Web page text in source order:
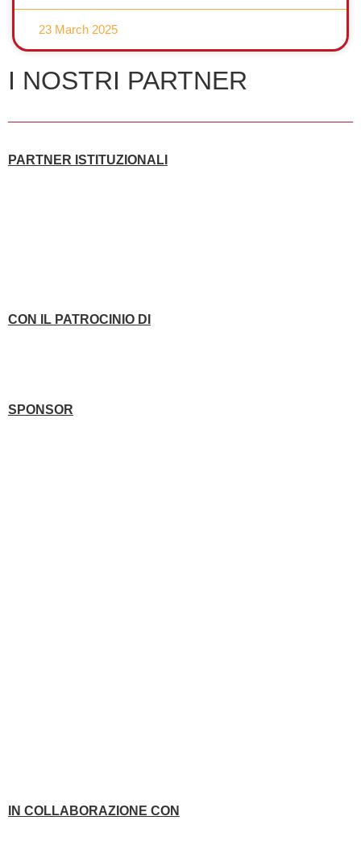
23 March 2025
I NOSTRI PARTNER
PARTNER ISTITUZIONALI
CON IL PATROCINIO DI
SPONSOR
IN COLLABORAZIONE CON